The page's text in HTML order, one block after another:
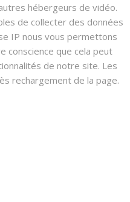
hébergeurs de vidéo.
de collecter des données
IP nous vous permettons
conscience que cela peut
de notre site. Les
rechargement de la page.